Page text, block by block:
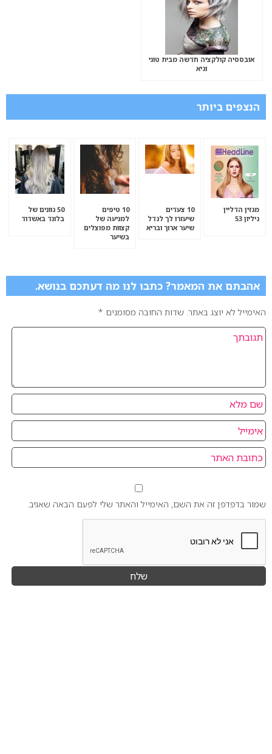
אובססיה קולקציה חדשה מבית טוני
וגיא
הנצפים ביותר
מגזין הדליין
גיליון 53
10 צעדים
שיעזרו לך לגדל
שיער ארוך ובריא
10 טיפים
למניעה של
קצוות מפוצלים
בשיער
50 גוונים של
בלונד באשדוד
אהבתם את המאמר? כתבו לנו מה דעתכם בנושא.
האימייל לא יוצג באתר. שדות החובה מסומנים *
שמור בדפדפן זה את השם, האימייל והאתר שלי לפעם הבאה שאגיב.